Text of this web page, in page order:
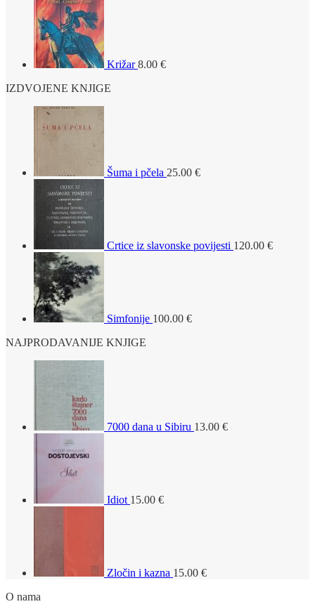
Križar 8.00 €
IZDVOJENE KNJIGE
Šuma i pčela 25.00 €
Crtice iz slavonske povijesti 120.00 €
Simfonije 100.00 €
NAJPRODAVANIJE KNJIGE
7000 dana u Sibiru 13.00 €
Idiot 15.00 €
Zločin i kazna 15.00 €
O nama